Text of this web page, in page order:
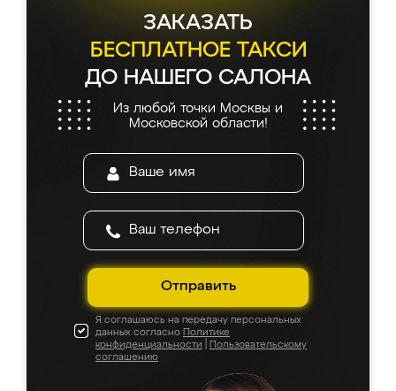
ЗАКАЗАТЬ
БЕСПЛАТНОЕ ТАКСИ
ДО НАШЕГО САЛОНА
Из любой точки Москвы и
Московской области!
Отправить
Я соглашаюсь на передачу персональных
данных согласно Политике
конфиденциальности
Пользовательскому
соглашению